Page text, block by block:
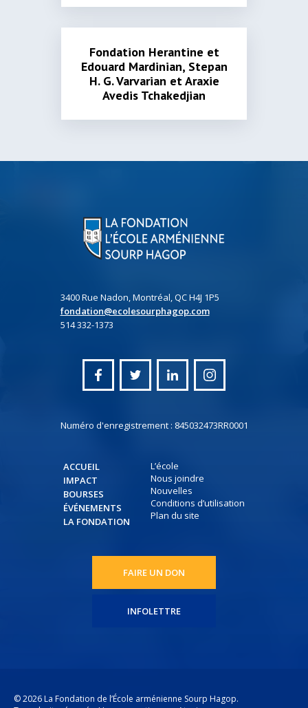
Fondation Herantine et
Edouard Mardinian, Stepan
H. G. Varvarian et Araxie
Avedis Tchakedjian
3400 Rue Nadon, Montréal, QC H4J 1P5
fondation@ecolesourphagop.com
514 332-1373
Numéro d'enregistrement : 845032473RR0001
ACCUEIL
IMPACT
BOURSES
ÉVÉNEMENTS
LA FONDATION
L’école
Nous joindre
Nouvelles
Conditions d’utilisation
Plan du site
INFOLETTRE
FAIRE UN DON
© 2026 La Fondation de l’École arménienne Sourp Hagop.